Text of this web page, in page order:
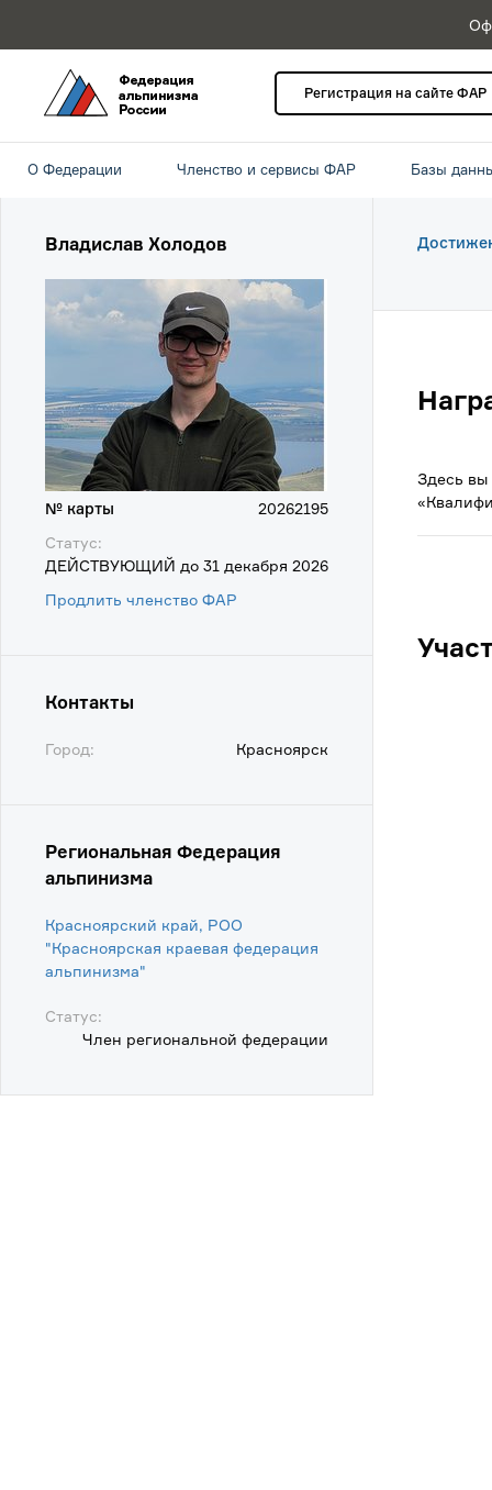
Регистрация на сайте ФАР
О Федерации Членство и сервисы ФАР Базы
Владислав Холодов
№ карты
20262195
Статус:
ДЕЙСТВУЮЩИЙ до 31 декабря 2026
Продлить членство ФАР
Контакты
Город: Красноярск
Региональная Федерация
альпинизма
Красноярский край, РОО
"Красноярская краевая федерация
альпинизма"
Статус:
Член региональной федерации
Здесь вы